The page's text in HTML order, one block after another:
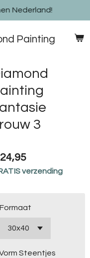
Painting
Nederland!
3
verzending
Formaat
Steentjes